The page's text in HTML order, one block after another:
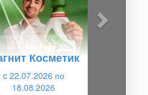
Косметик
c 22.07.2026 по
18.08.2026